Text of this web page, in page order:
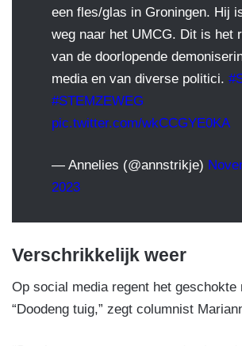
een fles/glas in Groningen. Hij
weg naar het UMCG. Dit is het
van de doorlopende
media en van diverse politici.
#STEMZEWEG
pic.twitter.com/wkCCGYE0KA
— Annelies (@annstrikje)
2023
Verschrikkelijk weer
Op social media regent het geschokte
“Doodeng tuig,” zegt columnist